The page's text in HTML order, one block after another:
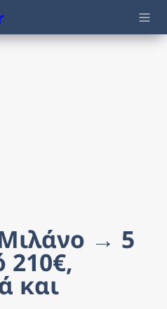
Μιλάνο → 5
210€,
και